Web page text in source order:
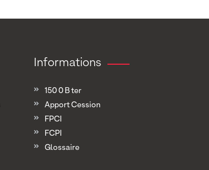
Informations
150 0 B ter
Apport Cession
FPCI
FCPI
Glossaire